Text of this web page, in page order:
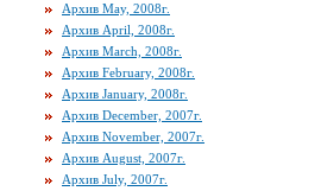
Архив May, 2008г.
Архив April, 2008г.
Архив March, 2008г.
Архив February, 2008г.
Архив January, 2008г.
Архив December, 2007г.
Архив November, 2007г.
Архив August, 2007г.
Архив July, 2007г.